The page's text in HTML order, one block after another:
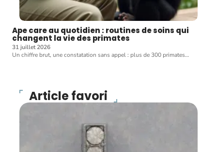
Ape care au quotidien : routines de soins qui
changent la vie des primates
31 juillet 2026
Un chiffre brut, une constatation sans appel : plus de 300 primates…
Article favori